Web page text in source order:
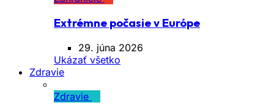
Extrémne počasie v Európe
29. júna 2026
Ukázať všetko
Zdravie
Zdravie